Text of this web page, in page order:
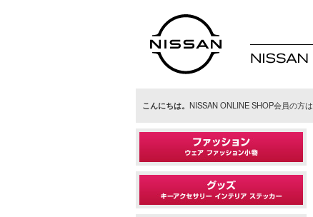
こんにちは。 NISSAN ONLINE SHOP会員の方は